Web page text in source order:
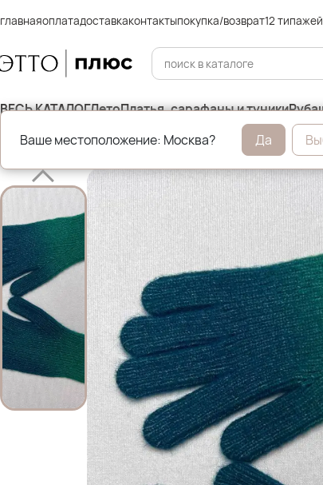
главнаяоплатадоставкаконтактыпокупка/возврат12
ВЕСЬ КАТАЛОГЛетоПлатья, сарафаны и туники
Главная Аксессуары
Ваше местоположение: Москва? Да